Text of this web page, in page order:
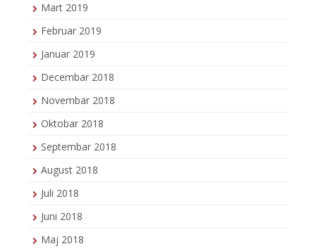
Mart 2019
Februar 2019
Januar 2019
Decembar 2018
Novembar 2018
Oktobar 2018
Septembar 2018
August 2018
Juli 2018
Juni 2018
Maj 2018